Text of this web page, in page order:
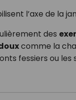
l’axe de la
des
comme la
fessiers ou les